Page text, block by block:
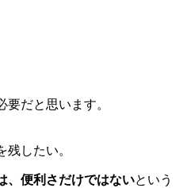
だと思います。
したい。
、便利さだけではないという